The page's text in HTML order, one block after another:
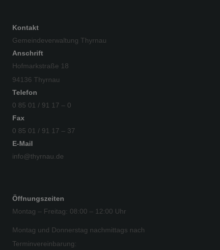
Kontakt
Gemeindeverwaltung Thyrnau
Anschrift
Hofmarkstraße 18
94136 Thyrnau
Telefon
0 85 01 / 91 17 – 0
Fax
0 85 01 / 91 17 – 37
E-Mail
info@thyrnau.de
Öffnungszeiten
Montag – Freitag: 08:00 – 12:00 Uhr
Montag und Donnerstag nachmittags nach
Terminvereinbarung: